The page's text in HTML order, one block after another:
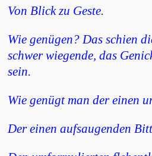
Von Blick zu Geste.
Wie genügen? Das schien
schwer wiegende, das
sein.
Wie genügt man der einen
Der einen aufsaugenden